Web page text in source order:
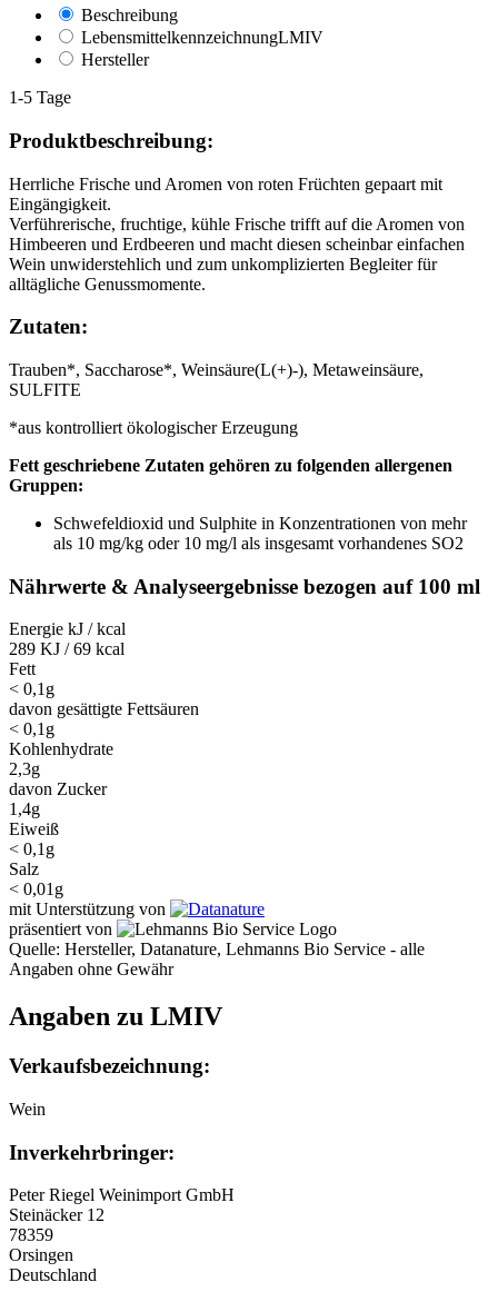
Beschreibung
LebensmittelkennzeichnungLMIV
Hersteller
1-5 Tage
Produktbeschreibung:
Herrliche Frische und Aromen von roten Früchten gepaart mit
Eingängigkeit.
Verführerische, fruchtige, kühle Frische trifft auf die Aromen von
Himbeeren und Erdbeeren und macht diesen scheinbar einfachen
Wein unwiderstehlich und zum unkomplizierten Begleiter für
alltägliche Genussmomente.
Zutaten:
Trauben*, Saccharose*, Weinsäure(L(+)-), Metaweinsäure,
SULFITE
*aus kontrolliert ökologischer Erzeugung
Fett geschriebene Zutaten gehören zu folgenden allergenen
Gruppen:
Schwefeldioxid und Sulphite in Konzentrationen von mehr
als 10 mg/kg oder 10 mg/l als insgesamt vorhandenes SO2
Nährwerte & Analyseergebnisse bezogen auf 100 ml
Energie kJ / kcal
289 KJ / 69 kcal
Fett
< 0,1g
davon gesättigte Fettsäuren
< 0,1g
Kohlenhydrate
2,3g
davon Zucker
1,4g
Eiweiß
< 0,1g
Salz
< 0,01g
mit Unterstützung von
präsentiert von
Quelle: Hersteller, Datanature, Lehmanns Bio Service - alle
Angaben ohne Gewähr
Angaben zu LMIV
Verkaufsbezeichnung:
Wein
Inverkehrbringer:
Peter Riegel Weinimport GmbH
Steinäcker 12
78359
Orsingen
Deutschland